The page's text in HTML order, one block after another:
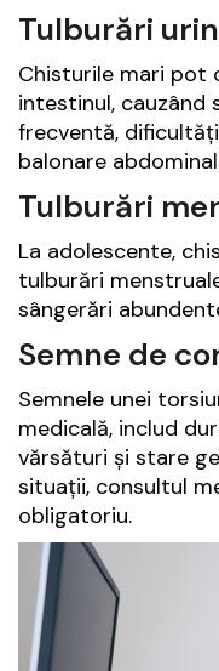
Tulburări
Chisturile mari pot
intestinul, cauzând
frecventă,
balonare
Tulburări
La adolescente,
tulburări
sângerări
Semne de
Semnele unei
medicală, includ
vărsături și stare
situații, consultul
obligatoriu.